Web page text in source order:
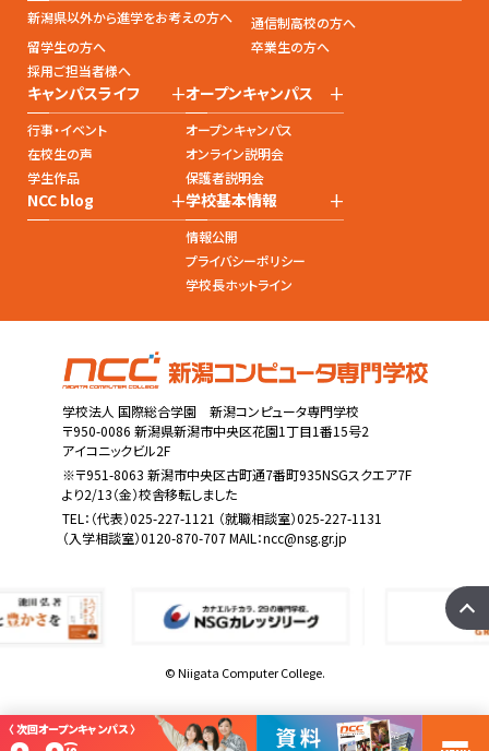
新潟県以外から進学をお考えの方へ
通信制高校の方へ
留学生の方へ
卒業生の方へ
採用ご担当者様へ
キャンパスライフ +
行事・イベント
在校生の声
学生作品
オープンキャンパス +
オープンキャンパス
オンライン説明会
保護者説明会
NCC blog +学校基本情報 +
情報公開
プライバシーポリシー
学校長ホットライン
学校法人 国際総合学園 新潟コンピュータ専門学校
〒950-0086 新潟県新潟市中央区花園1丁目1番15号2
アイコニックビル2F
※〒951-8063 新潟市中央区古町通7番町935NSGスクエア7F
より2/13（金）校舎移転しました
TEL： （代表）025-227-1121 （就職相談室）025-227-1131
（入学相談室）0120-870-707 MAIL：ncc@nsg.gr.jp
© Niigata Computer College.
〈 次回オープンキャンパス 〉